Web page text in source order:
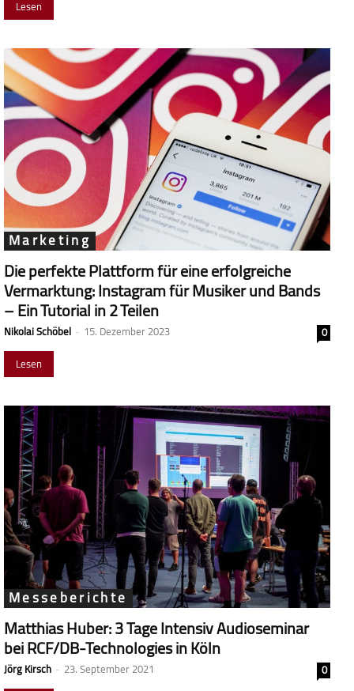
Lesen
Marketing
Die perfekte Plattform für eine erfolgreiche
Vermarktung: Instagram für Musiker und Bands
– Ein Tutorial in 2 Teilen
Nikolai Schöbel - 15. Dezember 2023
0
Lesen
Messeberichte
Matthias Huber: 3 Tage Intensiv Audioseminar
bei RCF/DB-Technologies in Köln
Jörg Kirsch - 23. September 2021
0